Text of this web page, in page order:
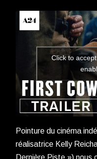
Click to
Pointure du cinéma
réalisatrice Kelly